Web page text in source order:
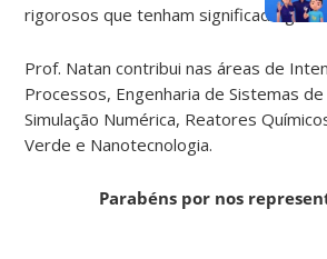
rigorosos que tenham significado
Prof. Natan contribui nas áreas de
Processos, Engenharia de Sistemas
Simulação Numérica, Reatores
Verde e Nanotecnologia.
Parabéns por nos